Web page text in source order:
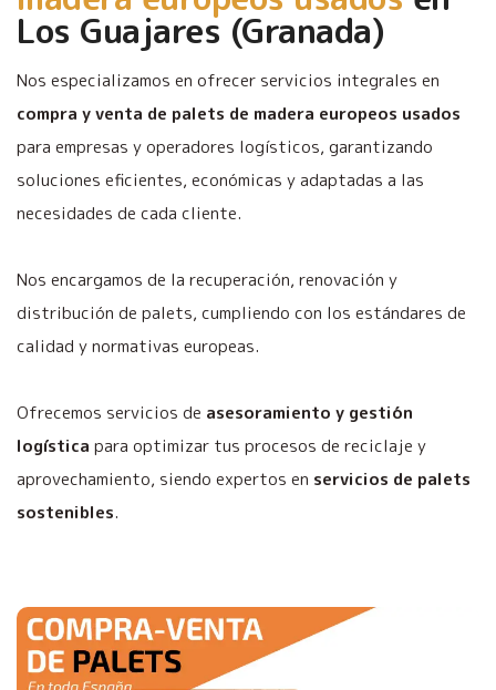
Los Guajares (Granada)
Nos especializamos en ofrecer servicios integrales en
compra y venta de palets de madera europeos usados
para empresas y operadores logísticos, garantizando
soluciones eficientes, económicas y adaptadas a las
necesidades de cada cliente.
Nos encargamos de la recuperación, renovación y
distribución de palets, cumpliendo con los estándares de
calidad y normativas europeas.
Ofrecemos servicios de asesoramiento y gestión
logística para optimizar tus procesos de reciclaje y
aprovechamiento, siendo expertos en servicios de palets
sostenibles.